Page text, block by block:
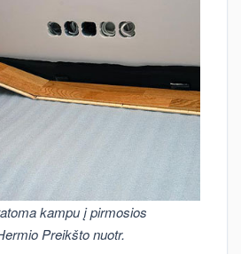
kampu į pirmosios
Preikšto nuotr.